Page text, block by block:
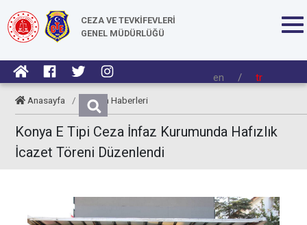
CEZA VE TEVKİFEVLERİ
GENEL MÜDÜRLÜĞÜ
en / tr
Anasayfa / Kurum Haberleri
Konya E Tipi Ceza İnfaz Kurumunda Hafızlık
İcazet Töreni Düzenlendi